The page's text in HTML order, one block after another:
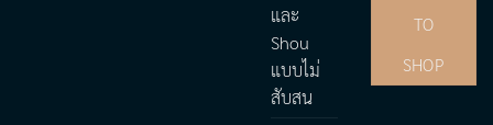
และ
Shou
แบบไม่
สับสน
TO
SHOP